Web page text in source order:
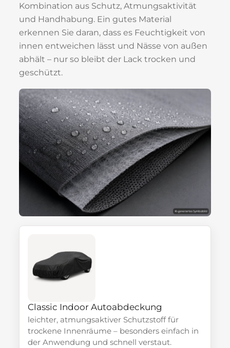
Kombination aus Schutz, Atmungsaktivität
und Handhabung. Ein gutes Material
erkennen Sie daran, dass es Feuchtigkeit von
innen entweichen lässt und Nässe von außen
abhält – nur so bleibt der Lack trocken und
geschützt.
Classic Indoor Autoabdeckung
leichter, atmungsaktiver Schutzstoff für
trockene Innenräume – besonders einfach in
der Anwendung und schnell verstaut.